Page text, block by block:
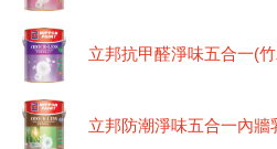
立邦抗甲醛淨味五合一(
立邦防潮淨味五合一內牆